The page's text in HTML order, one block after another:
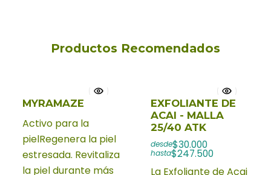
Productos Recomendados
MYRAMAZE
Activo para la
pielRegenera la piel
estresada. Revitaliza
la piel durante más
EXFOLIANTE DE
ACAI - MALLA
25/40 ATK
desde$30.000
hasta$247.500
La Exfoliante de Acai